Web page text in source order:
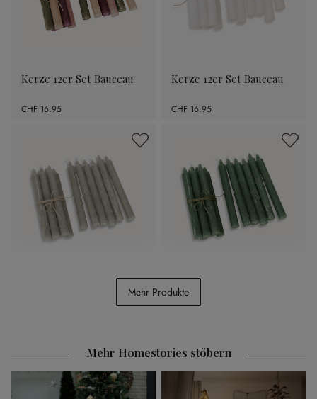
Kerze 12er Set Bauceau
CHF 16.95
Kerze 12er Set Bauceau
CHF 16.95
Kerze 12er Set Bauceau Kerze 12er Set Bauceau
Mehr Produkte
Mehr Homestories stöbern